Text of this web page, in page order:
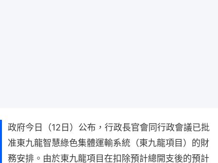
政府今日（12日）公布，行政長官會同行政會議已批
准東九龍智慧綠色集體運輸系統（東九龍項目）的財
務安排。由於東九龍項目在扣除預計總開支後的預計